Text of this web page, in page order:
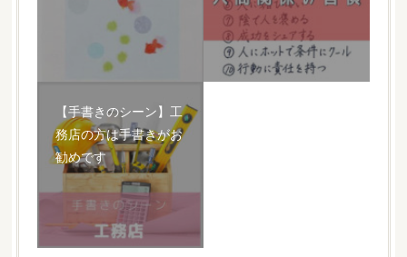
【手書きのシーン】工
務店の方は手書きがお
勧めです